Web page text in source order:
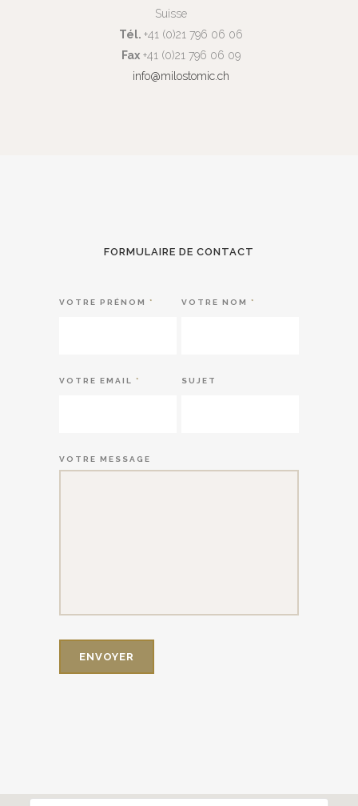
Suisse
Tél. +41 (0)21 796 06 06
Fax +41 (0)21 796 06 09
info@milostomic.ch
FORMULAIRE DE CONTACT
VOTRE PRÉNOM * VOTRE NOM *
VOTRE EMAIL * SUJET
VOTRE MESSAGE